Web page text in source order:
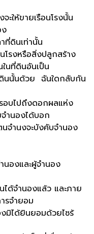
ขายเรือนโรงนั้น
ที่ดินเท่านั้น
หรือสิ่งปลูกสร้าง
นที่ดินอันเป็น
นนั้นด้วย ฉันใดกลับกัน
ปถึงดอกผลแห่ง
ำนองได้บอก
จำนงจะบังคับจำนอง
และผู้จำนอง
นองแล้ว และภาย
รจำยอม
มิได้ยินยอมด้วยไซร้